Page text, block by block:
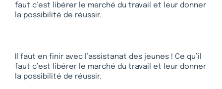
faut c’est libérer le marché du travail et leur donner
la possibilité de réussir.
Il faut en finir avec l’assistanat des jeunes ! Ce qu’il
faut c’est libérer le marché du travail et leur donner
la possibilité de réussir.